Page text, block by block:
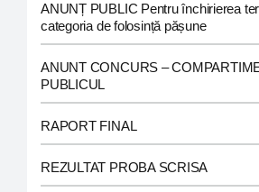
ANUNȚ PUBLIC Pentru închirierea
categoria de folosință pășune
ANUNT CONCURS –
PUBLICUL
RAPORT FINAL
REZULTAT PROBA SCRISA